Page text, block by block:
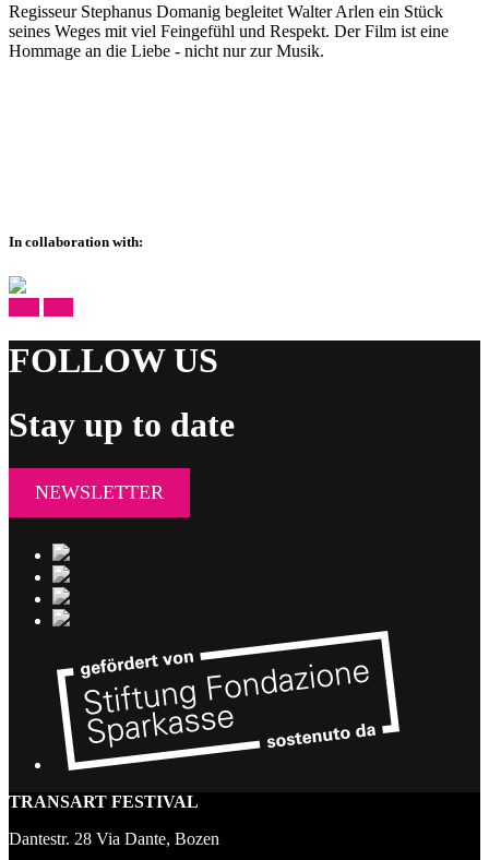
Regisseur Stephanus Domanig begleitet Walter Arlen ein Stück
seines Weges mit viel Feingefühl und Respekt. Der Film ist eine
Hommage an die Liebe - nicht nur zur Musik.
In collaboration with:
FOLLOW US
Stay up to date
NEWSLETTER
TRANSART FESTIVAL
Dantestr. 28 Via Dante, Bozen